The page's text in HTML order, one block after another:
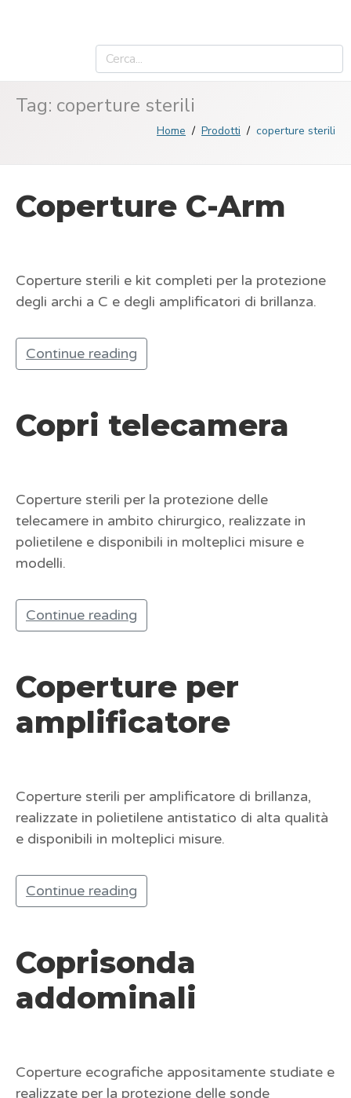
Tag: coperture sterili
Home Prodotti coperture sterili
Coperture C-Arm
Coperture sterili e kit completi per la protezione
degli archi a C e degli amplificatori di brillanza.
Continue reading
Copri telecamera
Coperture sterili per la protezione delle
telecamere in ambito chirurgico, realizzate in
polietilene e disponibili in molteplici misure e
modelli.
Continue reading
Coperture per
amplificatore
Coperture sterili per amplificatore di brillanza,
realizzate in polietilene antistatico di alta qualità
e disponibili in molteplici misure.
Continue reading
Coprisonda
addominali
Coperture ecografiche appositamente studiate e
realizzate per la protezione delle sonde